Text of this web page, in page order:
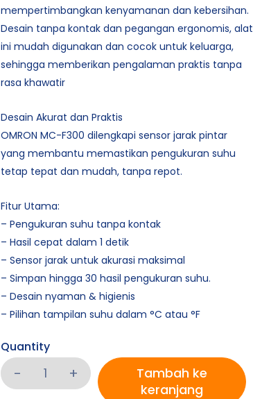
mempertimbangkan kenyamanan dan kebersihan.
Desain tanpa kontak dan pegangan ergonomis, alat
ini mudah digunakan dan cocok untuk keluarga,
sehingga memberikan pengalaman praktis tanpa
rasa khawatir
Desain Akurat dan Praktis
OMRON MC-F300 dilengkapi sensor jarak pintar
yang membantu memastikan pengukuran suhu
tetap tepat dan mudah, tanpa repot.
Fitur Utama:
– Pengukuran suhu tanpa kontak
– Hasil cepat dalam 1 detik
– Sensor jarak untuk akurasi maksimal
– Simpan hingga 30 hasil pengukuran suhu.
– Desain nyaman & higienis
– Pilihan tampilan suhu dalam °C atau °F
Quantity
Tambah ke
keranjang